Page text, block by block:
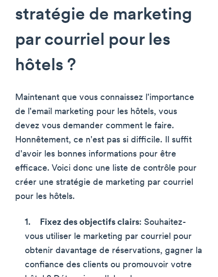
stratégie de marketing
par courriel pour les
hôtels ?
Maintenant que vous connaissez l'importance
de l'email marketing pour les hôtels, vous
devez vous demander comment le faire.
Honnêtement, ce n'est pas si difficile. Il suffit
d'avoir les bonnes informations pour être
efficace. Voici donc une liste de contrôle pour
créer une stratégie de marketing par courriel
pour les hôtels.
Fixez des objectifs clairs: Souhaitez-
vous utiliser le marketing par courriel pour
obtenir davantage de réservations, gagner la
confiance des clients ou promouvoir votre